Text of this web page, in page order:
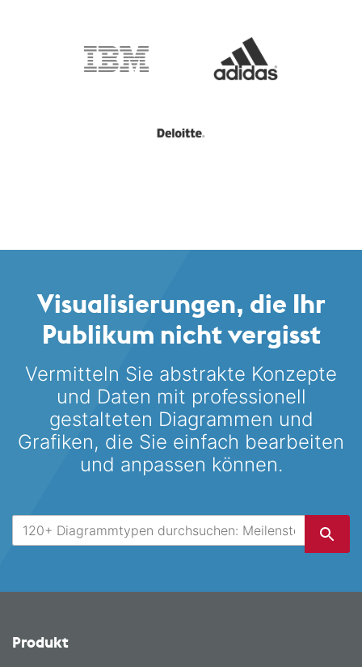
Visualisierungen, die Ihr
Publikum nicht vergisst
Vermitteln Sie abstrakte Konzepte
und Daten mit professionell
gestalteten Diagrammen und
Grafiken, die Sie einfach bearbeiten
und anpassen können.
Produkt